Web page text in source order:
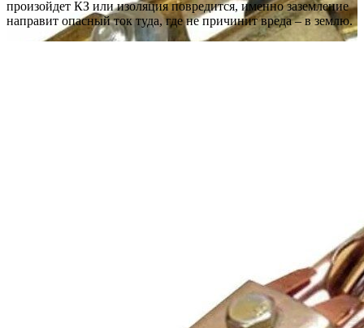
произойдет КЗ или изоляция повредится, именно заземление
направит опасный ток туда, где не причинит вреда – в землю.